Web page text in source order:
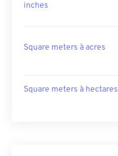
inches
Square meters à acres
Square meters à hectares